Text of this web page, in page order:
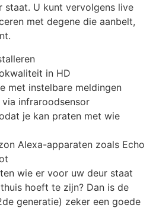
staat. U kunt vervolgens live
met degene die aanbelt,
in HD
met instelbare meldingen
infraroodsensor
je kan praten met wie
Alexa-apparaten zoals Echo
wie er voor uw deur staat
hoeft te zijn? Dan is de
generatie) zeker een goede